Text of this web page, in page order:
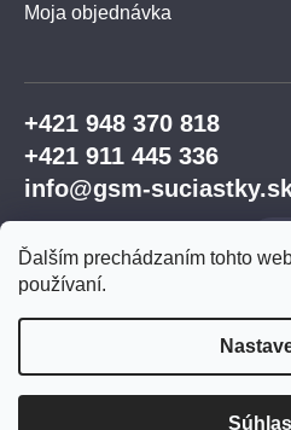
Ďalším prechádzaním tohto
používaní.
Moja objednávka
+421 948 370 818
+421 911 445 336
info@gsm-